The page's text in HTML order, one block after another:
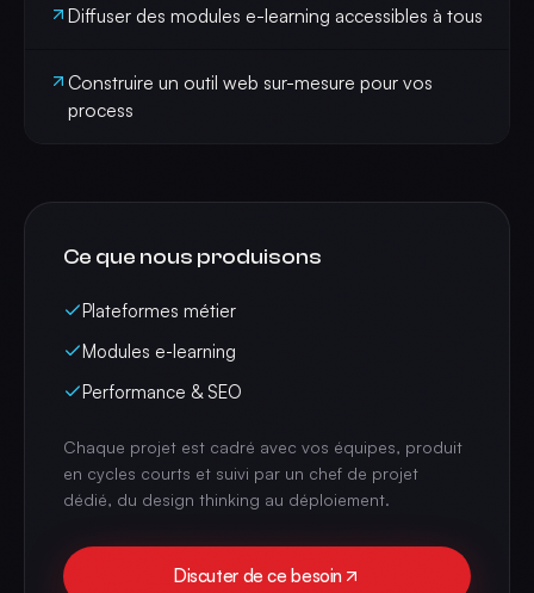
Diffuser des modules e-learning accessibles à tous
Construire un outil web sur-mesure pour vos
process
Ce que nous produisons
Plateformes métier
Modules e-learning
Performance & SEO
Chaque projet est cadré avec vos équipes, produit
en cycles courts et suivi par un chef de projet
dédié, du design thinking au déploiement.
Discuter de ce besoin